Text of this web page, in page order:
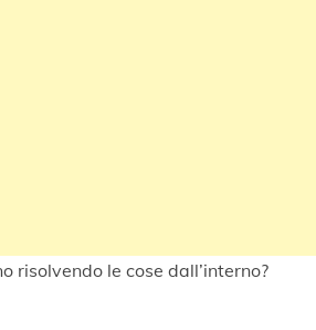
risolvendo le cose dall’interno?